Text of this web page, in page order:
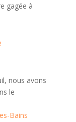
gagée à
nous avons
le
Bains